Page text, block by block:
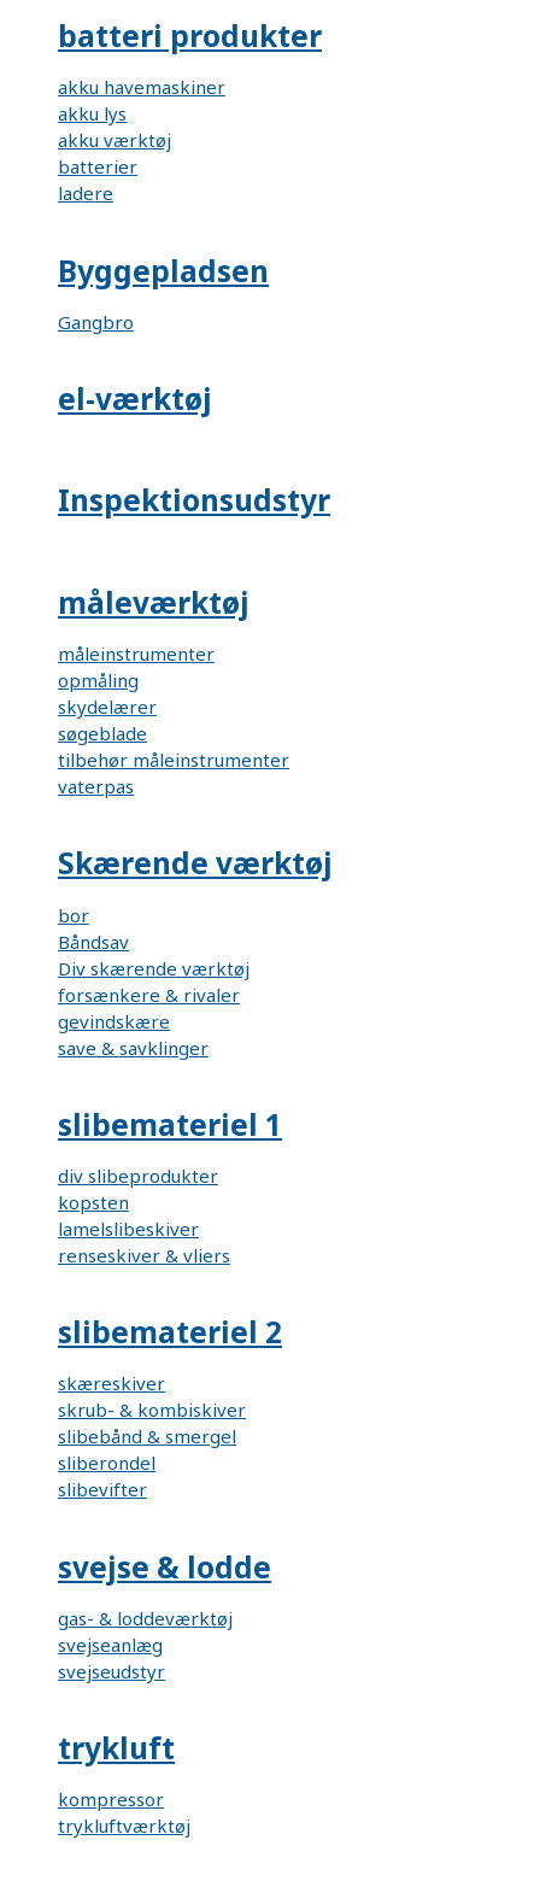
batteri produkter
akku havemaskiner
akku lys
akku værktøj
batterier
ladere
Byggepladsen
Gangbro
el-værktøj
Inspektionsudstyr
måleværktøj
måleinstrumenter
opmåling
skydelærer
søgeblade
tilbehør måleinstrumenter
vaterpas
Skærende værktøj
bor
Båndsav
Div skærende værktøj
forsænkere & rivaler
gevindskære
save & savklinger
slibemateriel 1
div slibeprodukter
kopsten
lamelslibeskiver
renseskiver & vliers
slibemateriel 2
skæreskiver
skrub- & kombiskiver
slibebånd & smergel
sliberondel
slibevifter
svejse & lodde
gas- & loddeværktøj
svejseanlæg
svejseudstyr
trykluft
kompressor
trykluftværktøj